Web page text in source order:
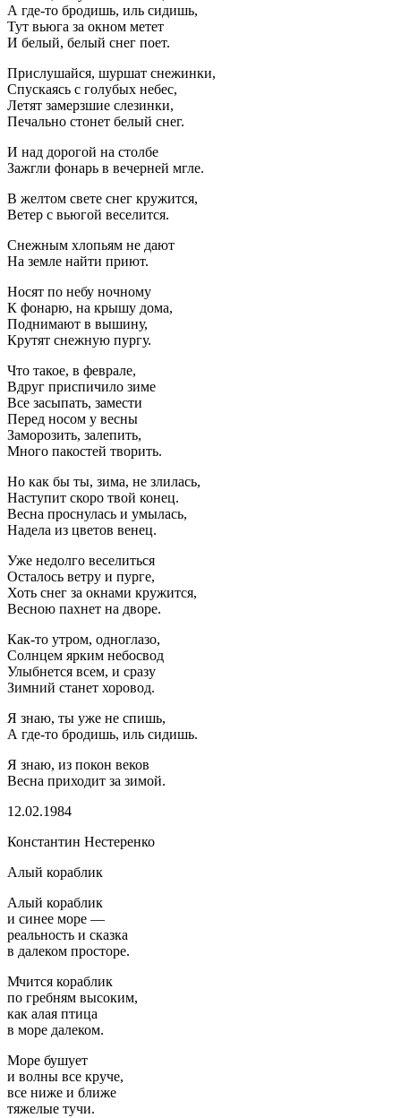
А где-то бродишь, иль сидишь,
Тут вьюга за окном метет
И белый, белый снег поет.
Прислушайся, шуршат снежинки,
Спускаясь с голубых небес,
Летят замерзшие слезинки,
Печально стонет белый снег.
И над дорогой на столбе
Зажгли фонарь в вечерней мгле.
В желтом свете снег кружится,
Ветер с вьюгой веселится.
Снежным хлопьям не дают
На земле найти приют.
Носят по небу ночному
К фонарю, на крышу дома,
Поднимают в вышину,
Крутят снежную пургу.
Что такое, в феврале,
Вдруг приспичило зиме
Все засыпать, замести
Перед носом у весны
Заморозить, залепить,
Много пакостей творить.
Но как бы ты, зима, не злилась,
Наступит скоро твой конец.
Весна проснулась и умылась,
Надела из цветов венец.
Уже недолго веселиться
Осталось ветру и пурге,
Хоть снег за окнами кружится,
Весною пахнет на дворе.
Как-то утром, одноглазо,
Солнцем ярким небосвод
Улыбнется всем, и сразу
Зимний станет хоровод.
Я знаю, ты уже не спишь,
А где-то бродишь, иль сидишь.
Я знаю, из покон веков
Весна приходит за зимой.
12.02.1984
Константин Нестеренко
Алый кораблик
Алый кораблик
и синее море —
реальность и сказка
в далеком просторе.
Мчится кораблик
по гребням высоким,
как алая птица
в море далеком.
Море бушует
и волны все круче,
все ниже и ближе
тяжелые тучи.